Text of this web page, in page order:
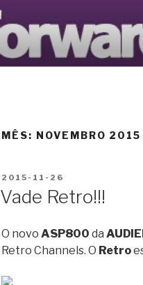
O Blogue da Avantools Lda
MÊS: NOVEMBRO 2015
PUBLICADO
2015-11-26
Vade Retro!!!
O novo ASP800 da
Retro Channels. O Retro